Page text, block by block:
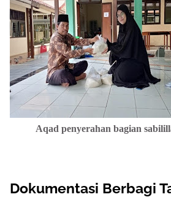
Aqad penyerahan bagian
Dokumentasi Berbagi